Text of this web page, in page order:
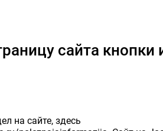
на сайте, здесь